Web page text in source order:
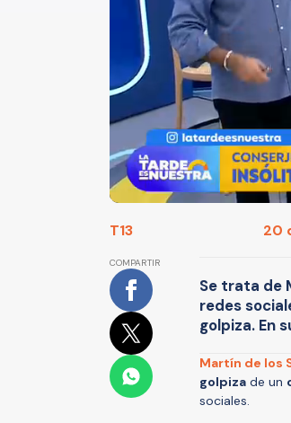
T13 20
COMPARTIR
Se trata de
redes
golpiza. En
Martín de los
golpiza de un
sociales.